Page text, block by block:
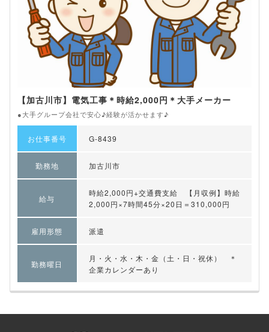
【加古川市】電気工事＊時給2,000円＊大手メーカー
●大手グループ会社で安心♪経験が活かせます♪
お仕事番号 G-8439
勤務地 加古川市
給与
時給2,000円+交通費支給 【月収例】時給
2,000円×7時間45分×20日＝310,000円
雇用形態 派遣
勤務曜日
月・火・水・木・金（土・日・祝休） ＊
企業カレンダーあり